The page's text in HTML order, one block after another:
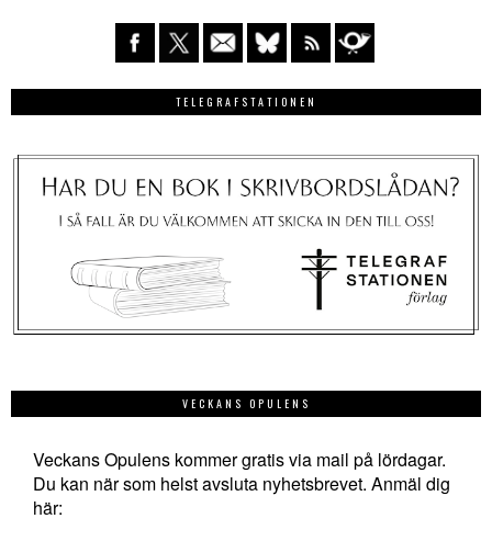
TELEGRAFSTATIONEN
VECKANS OPULENS
Veckans Opulens kommer gratis via mail på lördagar.
Du kan när som helst avsluta nyhetsbrevet. Anmäl dig
här: